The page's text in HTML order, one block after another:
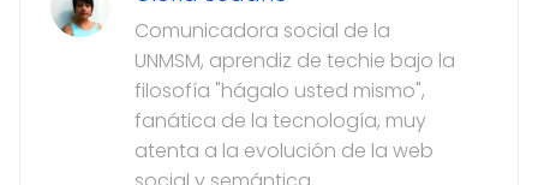
Comunicadora social de la
UNMSM, aprendiz de techie bajo la
filosofía "hágalo usted mismo",
fanática de la tecnología, muy
atenta a la evolución de la web